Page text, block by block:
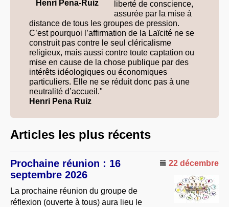
LIBRES OPINIONS
* [ connexion Adhérents ].
Henri Pena-Ruiz
liberté de conscience,
assurée par la mise à
distance de tous les groupes de pression.
C’est pourquoi l’affirmation de la Laïcité ne se
construit pas contre le seul cléricalisme
religieux, mais aussi contre toute captation ou
mise en cause de la chose publique par des
intérêts idéologiques ou économiques
particuliers. Elle ne se réduit donc pas à une
neutralité d’accueil."
Henri Pena Ruiz
Articles les plus récents
22 décembre
Prochaine réunion : 16
septembre 2026
La prochaine réunion du groupe de
réflexion (ouverte à tous) aura lieu le